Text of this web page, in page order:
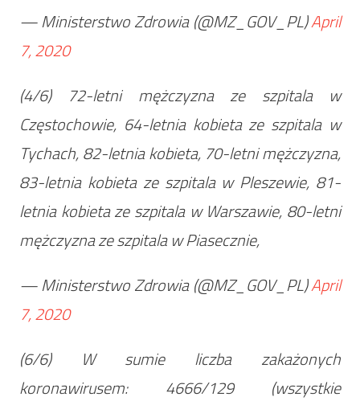
— Ministerstwo Zdrowia (@MZ_GOV_PL)April
7, 2020
(4/6) 72-letni mężczyzna ze szpitala w
Częstochowie, 64-letnia kobieta ze szpitala w
Tychach, 82-letnia kobieta, 70-letni mężczyzna,
83-letnia kobieta ze szpitala w Pleszewie, 81-
letnia kobieta ze szpitala w Warszawie, 80-letni
mężczyzna ze szpitala w Piasecznie,
— Ministerstwo Zdrowia (@MZ_GOV_PL)April
7, 2020
(6/6) W sumie liczba zakażonych
koronawirusem: 4666/129 (wszystkie